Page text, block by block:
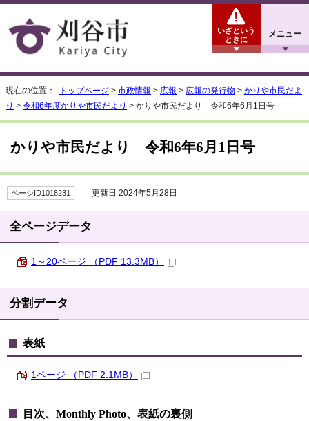
メニュー
いざという
ときに
現在の位置： トップページ > 市政情報 > 広報 > 広報の発行物 > かりや市民だよ
り > 令和6年度かりや市民だより > かりや市民だより 令和6年6月1日号
かりや市民だより 令和6年6月1日号
ページID1018231 更新日 2024年5月28日
全ページデータ
1～20ページ （PDF 13.3MB）
分割データ
表紙
1ページ （PDF 2.1MB）
目次、Monthly Photo、表紙の裏側